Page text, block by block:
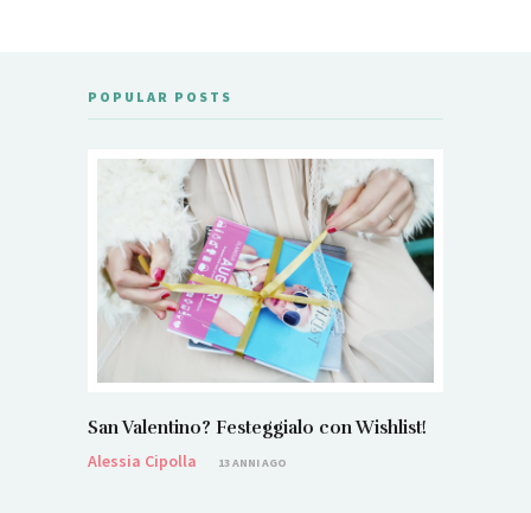
POPULAR POSTS
San Valentino? Festeggialo con Wishlist!
Alessia Cipolla
13 ANNI AGO